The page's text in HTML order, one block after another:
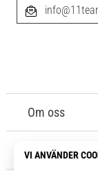
Om oss
Kundtjänst